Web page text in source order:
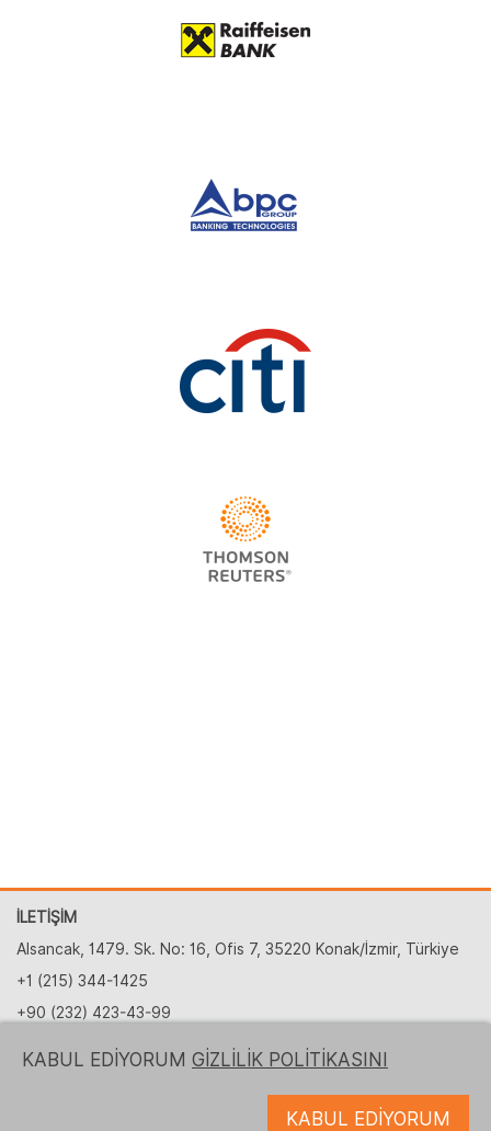
İLETİŞİM
Alsancak, 1479. Sk. No: 16, Ofis 7, 35220 Konak/İzmir, Türkiye
+1 (215) 344-1425
+90 (232) 423-43-99
partnership@logrusit.com.tr
KABUL EDİYORUM GİZLİLİK POLİTİKASINI
KABUL EDİYORUM